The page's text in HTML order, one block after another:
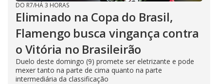
DO R7/HÁ 3 HORAS
Eliminado na Copa do Brasil,
Flamengo busca vingança contra
o Vitória no Brasileirão
Duelo deste domingo (9) promete ser eletrizante e pode
mexer tanto na parte de cima quanto na parte
intermediária da classificação